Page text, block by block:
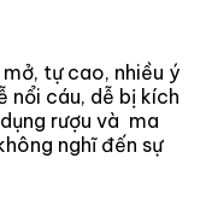
tự cao, nhiều ý
nổi cáu, dễ bị kích
rượu và ma
nghĩ đến sự